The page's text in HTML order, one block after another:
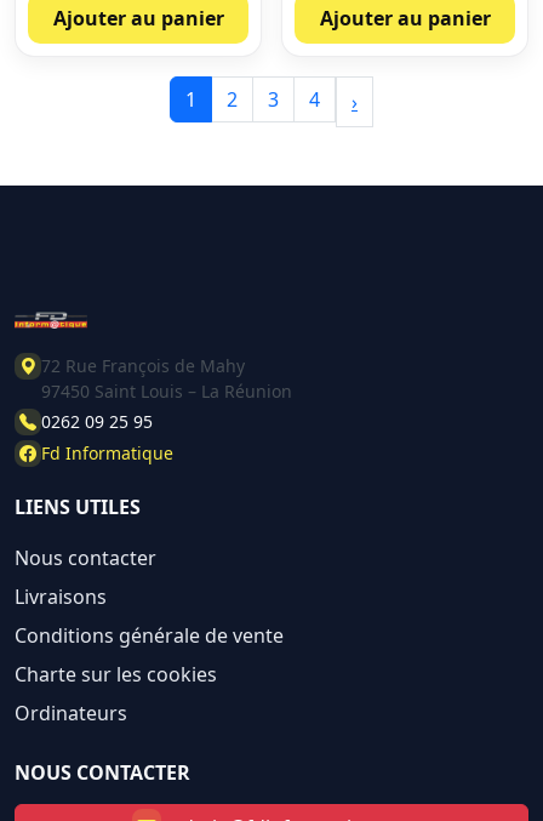
Ajouter au panier
Ajouter au panier
1 2 3 4 ›
72 Rue François de Mahy
97450 Saint Louis – La Réunion
0262 09 25 95
Fd Informatique
LIENS UTILES
Nous contacter
Livraisons
Conditions générale de vente
Charte sur les cookies
Ordinateurs
NOUS CONTACTER